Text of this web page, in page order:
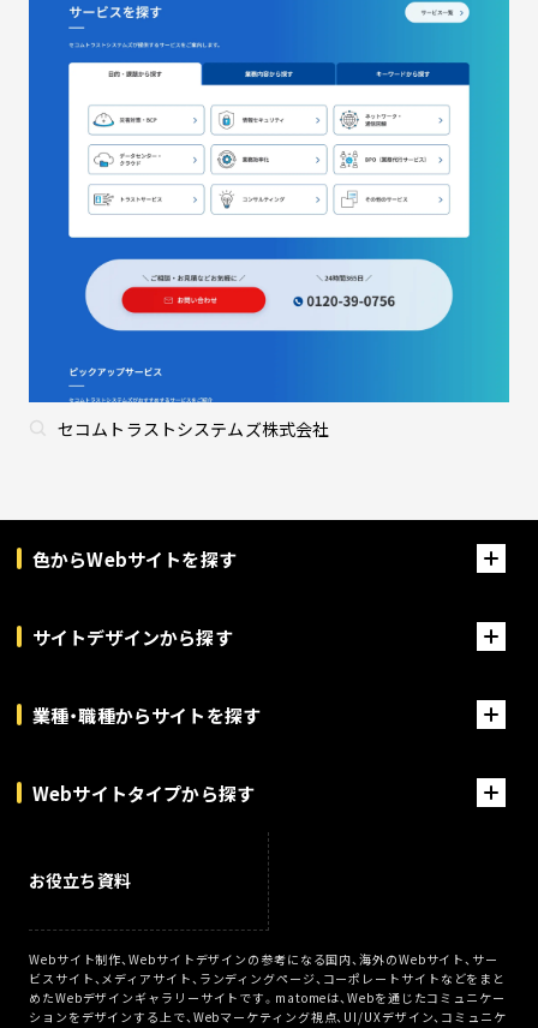
セコムトラストシステムズ株式会社
色からWebサイトを探す
サイトデザインから探す
業種・職種からサイトを探す
Webサイトタイプから探す
お役立ち資料
Webサイト制作、Webサイトデザインの参考になる国内、海外のWebサイト、サー
ビスサイト、メディアサイト、ランディングページ、コーポレートサイトなどをまと
めたWebデザインギャラリーサイトです。matomeは、Webを通じたコミュニケー
ションをデザインする上で、Webマーケティング視点、UI/UXデザイン、コミュニケ